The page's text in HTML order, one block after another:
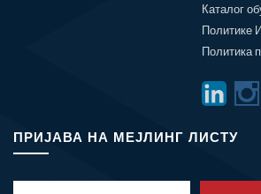
Каталог
Политике
Политика
ПРИЈАВА НА МЕЈЛИНГ ЛИСТУ